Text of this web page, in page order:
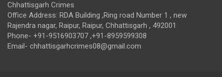
Chhattisgarh Crimes
Office Address: RDA Building ,Ring road Number 1 , new
Rajendra nagar, Raipur, Raipur, Chhattisgarh , 492001
Phone- +91-9516903707 ,+91-8959599308
Email- chhattisgarhcrimes08@gmail.com